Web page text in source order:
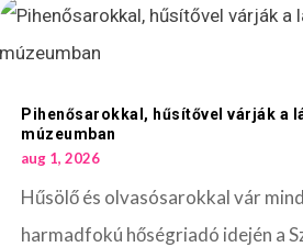
Pihenősarokkal, hűsítővel várják a
múzeumban
aug 1, 2026
Hűsölő és olvasósarokkal vár
harmadfokú hőségriadó idején a